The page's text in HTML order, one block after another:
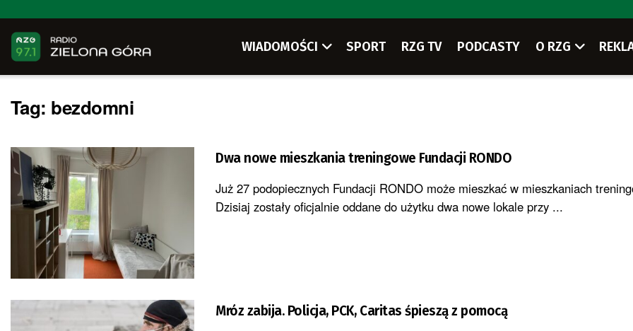
WIADOMOŚCI SPORT RZG TV PODCASTY O RZG
Tag: bezdomni
Dwa nowe mieszkania treningowe Fundacji RONDO
Już 27 podopiecznych Fundacji RONDO może mieszkać w mieszkaniach
Dzisiaj zostały oficjalnie oddane do użytku dwa nowe lokale przy ...
Mróz zabija. Policja, PCK, Caritas śpieszą z pomocą